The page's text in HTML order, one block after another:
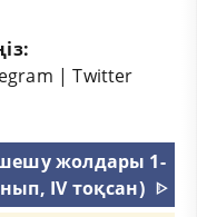
|Twitter
жолдары 1-
IV тоқсан) ᐈ